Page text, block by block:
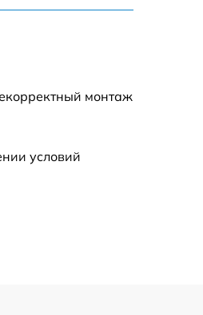
монтаж
условий